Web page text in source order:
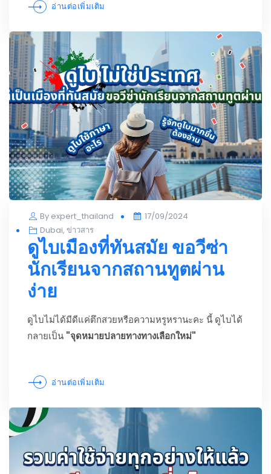
อ่านต่อเพิ่มเติม
By expert_thailand
Posted
17/09/2024
Dubai,ข่าวสาร
ดูไบเมืองที่ทันสมัย ขอวีซ่า
นักเรียนจากสถานทูตผ่าน
ง่าย
ดูไบไม่ได้มีดีแค่ตึกสวยหรือความหรูหรานะคะ นี้ ดูไบได้
กลายเป็น "จุดหมายปลายทางทางเลือกใหม่"
อ่านต่อเพิ่มเติม